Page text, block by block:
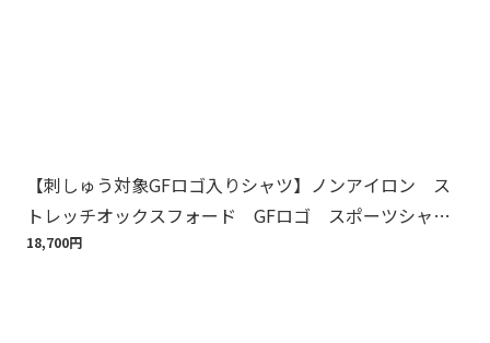
【刺しゅう対象GFロゴ入りシャツ】ノンアイロン ス
トレッチオックスフォード GFロゴ スポーツシャ
ツ Regular Fit
18,700円